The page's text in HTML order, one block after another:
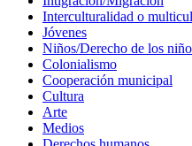
Interculturalidad o
Jóvenes
Niños/Derecho de los
Colonialismo
Cooperación municipal
Cultura
Arte
Medios